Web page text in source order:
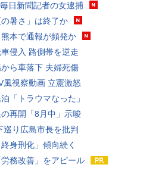
日新聞記者の女逮捕
暑さ」は終了か
熊本で通報が頻発か
侵入 路側帯を逆走
ら車落下 夫婦死傷
風視察動画 立憲激怒
「トラウマなった」
再開「8月中」示唆
巡り広島市長を批判
身刑化」傾向続く
務改善」をアピール